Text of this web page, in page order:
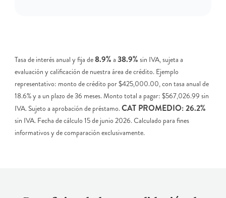
Tasa de interés anual y fija de8.9% a 38.9% sin IVA, sujeta a
evaluación y calificación de nuestra área de crédito. Ejemplo
representativo: monto de crédito por $425,000.00, con tasa anual de
18.6% y a un plazo de 36 meses. Monto total a pagar: $567,026.99 sin
IVA. Sujeto a aprobación de préstamo.CAT PROMEDIO: 26.2%
sin IVA. Fecha de cálculo 15 de junio 2026. Calculado para fines
informativos y de comparación exclusivamente.